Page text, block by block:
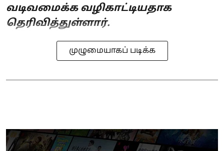
வடிவமைக்க வழிகாட்டியதாக
தெரிவித்துள்ளார்.
முழுமையாகப் படிக்க